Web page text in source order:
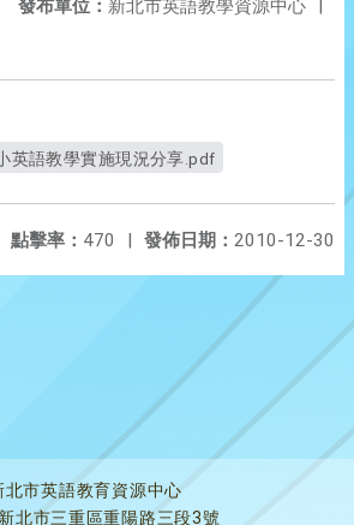
發布單位： 新北市英語教學資源中心 |
英語教學實施現況分享.pdf
發佈日期： 2010-12-30
點擊率： 470 |
北市英語教育資源中心
北市三重區重陽路三段3號